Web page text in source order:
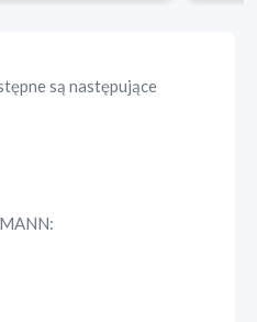
są następujące
: